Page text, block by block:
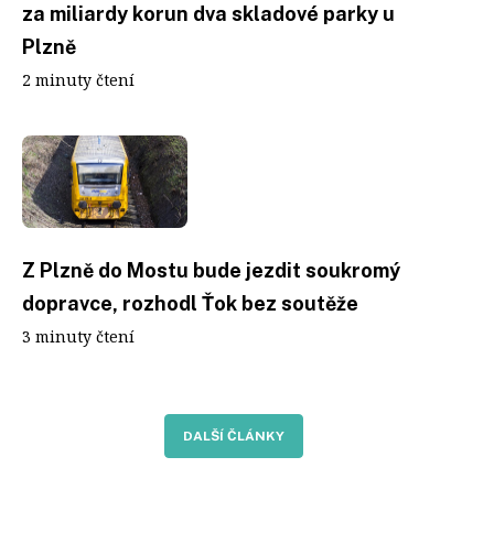
za miliardy korun dva skladové parky u
Plzně
2 minuty čtení
Z Plzně do Mostu bude jezdit soukromý
dopravce, rozhodl Ťok bez soutěže
3 minuty čtení
DALŠÍ ČLÁNKY